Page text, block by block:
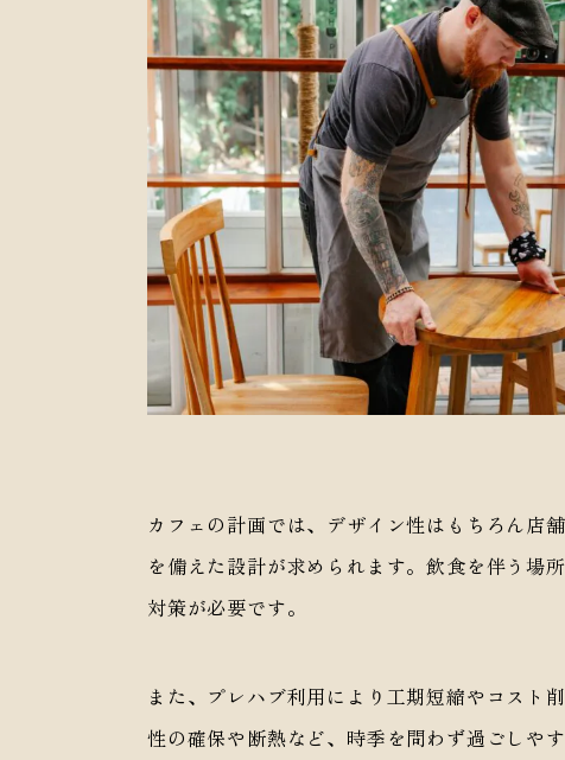
カフェの計画では、デザイン性はもちろん店
を備えた設計が求められます。飲食を伴う場
対策が必要です。
また、プレハブ利用により工期短縮やコスト
性の確保や断熱など、時季を問わず過ごしや